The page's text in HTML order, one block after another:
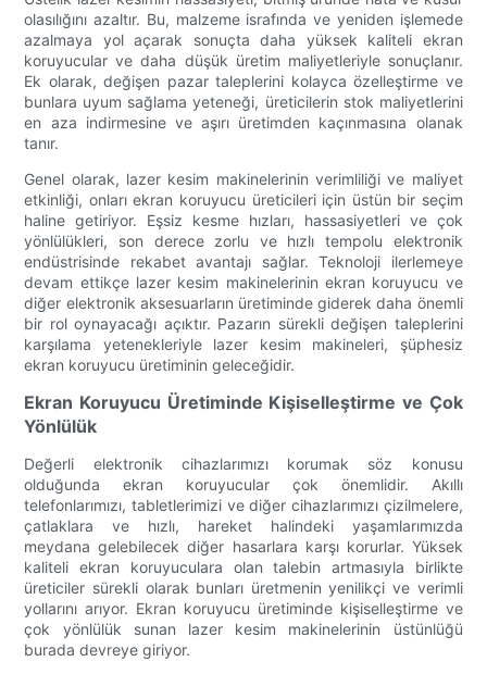
olasılığını azaltır. Bu, malzeme israfında ve yeniden işlemede
azalmaya yol açarak sonuçta daha yüksek kaliteli ekran
koruyucular ve daha düşük üretim maliyetleriyle sonuçlanır.
Ek olarak, değişen pazar taleplerini kolayca özelleştirme ve
bunlara uyum sağlama yeteneği, üreticilerin stok maliyetlerini
en aza indirmesine ve aşırı üretimden kaçınmasına olanak
tanır.
Genel olarak, lazer kesim makinelerinin verimliliği ve maliyet
etkinliği, onları ekran koruyucu üreticileri için üstün bir seçim
haline getiriyor. Eşsiz kesme hızları, hassasiyetleri ve çok
yönlülükleri, son derece zorlu ve hızlı tempolu elektronik
endüstrisinde rekabet avantajı sağlar. Teknoloji ilerlemeye
devam ettikçe lazer kesim makinelerinin ekran koruyucu ve
diğer elektronik aksesuarların üretiminde giderek daha önemli
bir rol oynayacağı açıktır. Pazarın sürekli değişen taleplerini
karşılama yetenekleriyle lazer kesim makineleri, şüphesiz
ekran koruyucu üretiminin geleceğidir.
Ekran Koruyucu Üretiminde Kişiselleştirme ve Çok
Yönlülük
Değerli elektronik cihazlarımızı korumak söz konusu
olduğunda ekran koruyucular çok önemlidir. Akıllı
telefonlarımızı, tabletlerimizi ve diğer cihazlarımızı çizilmelere,
çatlaklara ve hızlı, hareket halindeki yaşamlarımızda
meydana gelebilecek diğer hasarlara karşı korurlar. Yüksek
kaliteli ekran koruyuculara olan talebin artmasıyla birlikte
üreticiler sürekli olarak bunları üretmenin yenilikçi ve verimli
yollarını arıyor. Ekran koruyucu üretiminde kişiselleştirme ve
çok yönlülük sunan lazer kesim makinelerinin üstünlüğü
burada devreye giriyor.